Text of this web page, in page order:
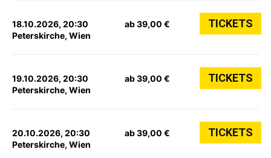
18.10.2026, 20:30
Peterskirche, Wien
ab 39,00 € TICKETS
19.10.2026, 20:30
Peterskirche, Wien
ab 39,00 € TICKETS
20.10.2026, 20:30
Peterskirche, Wien
ab 39,00 € TICKETS